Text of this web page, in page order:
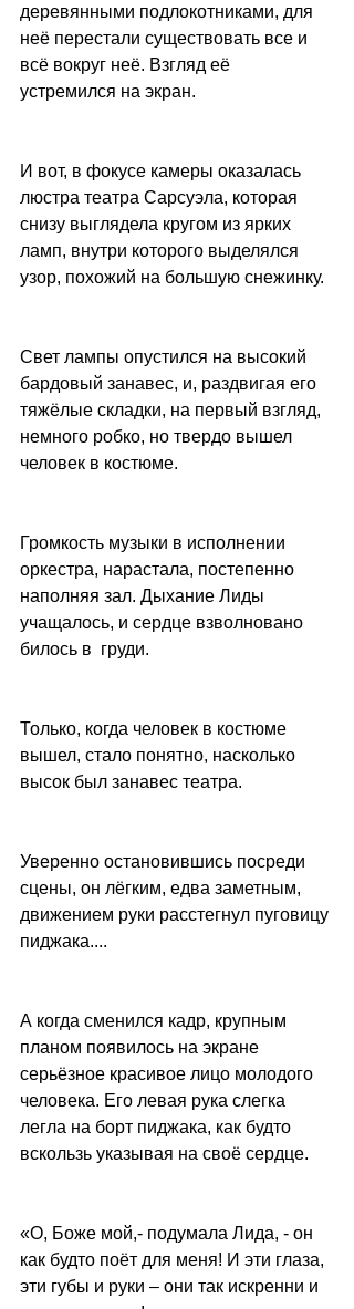
деревянными подлокотниками, для
неё перестали существовать все и
всё вокруг неё. Взгляд её
устремился на экран.
И вот, в фокусе камеры оказалась
люстра театра Сарсуэла, которая
снизу выглядела кругом из ярких
ламп, внутри которого выделялся
узор, похожий на большую снежинку.
Свет лампы опустился на высокий
бардовый занавес, и, раздвигая его
тяжёлые складки, на первый взгляд,
немного робко, но твердо вышел
человек в костюме.
Громкость музыки в исполнении
оркестра, нарастала, постепенно
наполняя зал. Дыхание Лиды
учащалось, и сердце взволновано
билось в  груди.
Только, когда человек в костюме
вышел, стало понятно, насколько
высок был занавес театра.
Уверенно остановившись посреди
сцены, он лёгким, едва заметным,
движением руки расстегнул пуговицу
пиджака....
А когда сменился кадр, крупным
планом появилось на экране
серьёзное красивое лицо молодого
человека. Его левая рука слегка
легла на борт пиджака, как будто
вскользь указывая на своё сердце.
«О, Боже мой,- подумала Лида, - он
как будто поёт для меня! И эти глаза,
эти губы и руки – они так искренни и